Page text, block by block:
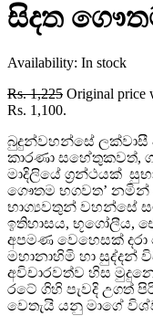
සිදත
Availability: In stock
Rs.1,225 Original price
Rs. 1,100.
බුදුන්වහන්සේ
කාරණා සහේතුකවත්,
මාදිලියේ ග්‍රන්ථයක්
ගෞතම භගවත’ නමින්
භාග්‍යවතුන් වහන්සේ
ඉතිහාසය, භූගෝලීය,
අපමණ වෙහෙසක් දරා
මහානාහිමි හා සුද්දන්
අවිචාරවත්ව හිස
රටේ ගිහි පැවදි උගත්
වෙතැයි යනු මාගේ